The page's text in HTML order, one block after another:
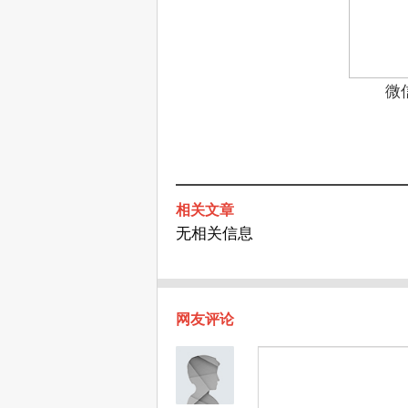
微
相关文章
无相关信息
网友评论